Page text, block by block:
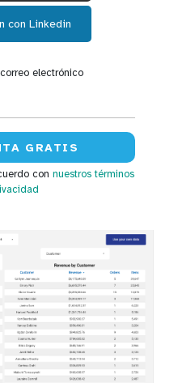
con Linkedin
electrónico
con nuestros términos